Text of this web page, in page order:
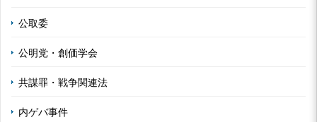
公取委
公明党・創価学会
共謀罪・戦争関連法
内ゲバ事件